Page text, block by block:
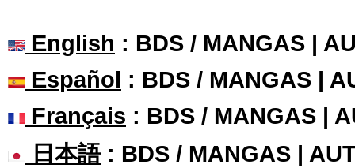
English : BDS / MANGAS |
Español : BDS / MANGAS |
Français : BDS / MANGAS |
日本語: BDS / MANGAS |